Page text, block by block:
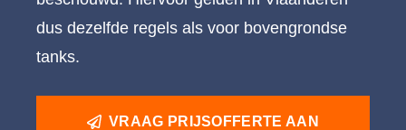
dus dezelfde regels als voor bovengrondse
tanks.
VRAAG PRIJSOFFERTE AAN